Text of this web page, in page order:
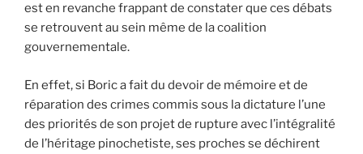
est en revanche frappant de constater que ces débats
se retrouvent au sein même de la coalition
gouvernementale.
En effet, si Boric a fait du devoir de mémoire et de
réparation des crimes commis sous la dictature l’une
des priorités de son projet de rupture avec l’intégralité
de l’héritage pinochetiste, ses proches se déchirent